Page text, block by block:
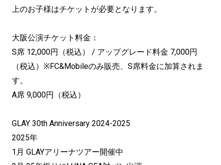
上のお子様はチケットが必要となります。
大阪公演チケット料金：
S席 12,000円（税込） / アップグレード料金 7,000円
（税込）※FC&Mobileのみ販売、S席料金に加算されま
す。
A席 9,000円（税込）
GLAY 30th Anniversary 2024-2025
2025年
1月 GLAYアリーナツアー開催中